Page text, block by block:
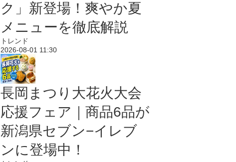
ク」新登場！爽やか夏
メニューを徹底解説
トレンド
2026-08-01 11:30
長岡まつり大花火大会
応援フェア｜商品6品が
新潟県セブン−イレブ
ンに登場中！